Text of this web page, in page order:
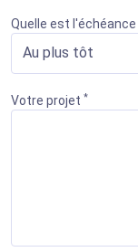
Quelle est
Votre projet *